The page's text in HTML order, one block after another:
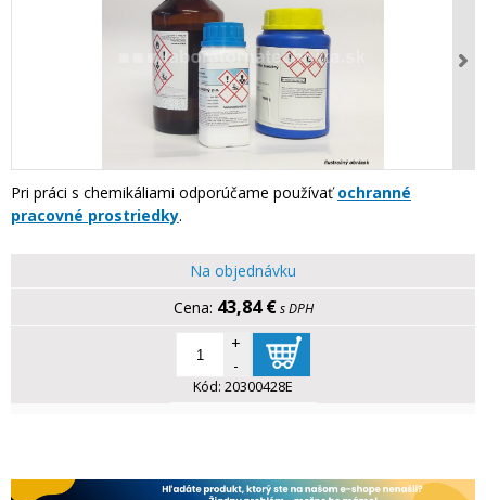
Pri práci s chemikáliami odporúčame používaťochranné
pracovné prostriedky.
Na objednávku
43,84 € s DPH
+
-
Kód: 20300428E